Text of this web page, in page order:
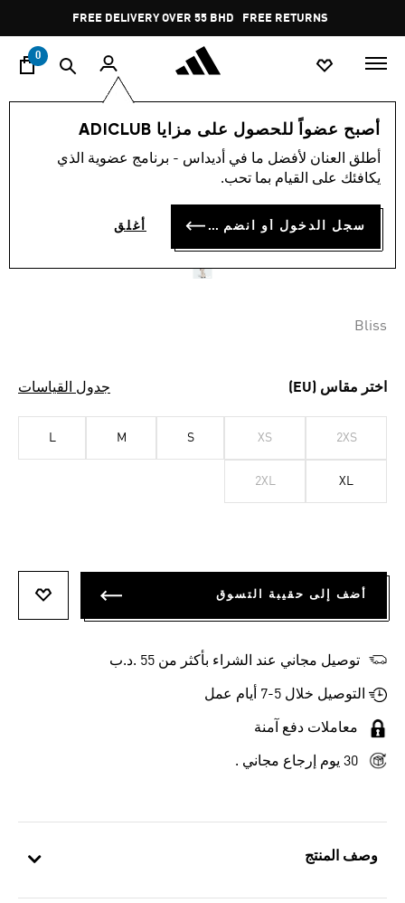
Pause
promotion
rotation
FREE DELIVERY OVER 55 BHD FREE RETURNS
0
أصبح عضواً للحصول على مزايا ADICLUB
أطلق العنان لأفضل ما في أديداس - برنامج عضوية الذي
يكافئك على القيام بما تحب.
سجل الدخول أو انضم الآن أغلق
وصف المنتج
النساء ملابس
بنطال بحمّالات ADIDAS X
MOON BOOT
BD 85.75
Bliss
اختر مقاس (EU) جدول القياسات
2XS
XS
S
M
L
XL
2XL
أضف إلى حقيبة التسوق
توصيل مجاني عند الشراء بأكثر من 55 .د.ب‎
التوصيل خلال 5-7 أيام عمل
معاملات دفع آمنة